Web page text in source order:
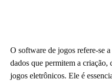
O software de jogos refere-se
dados que permitem a criação,
jogos eletrônicos. Ele é